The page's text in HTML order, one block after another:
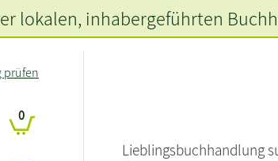
prüfen
0
L‍i‍e‍b‍l‍i‍n‍g‍s‍b‍u‍c‍h‍h‍a‍n‍d‍l‍u‍n‍g‍
lokalen, inhabergeführten